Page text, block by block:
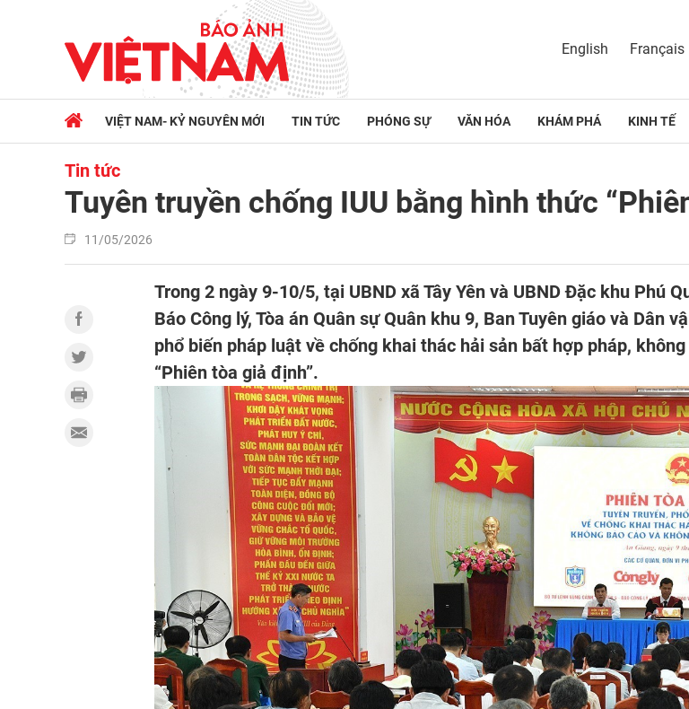
English Français
VIỆT NAM- KỶ NGUYÊN MỚI TIN TỨC PHÓNG SỰ VĂN HÓA KHÁM PHÁ KINH TẾ
Tin tức
Tuyên truyền chống IUU bằng hình thức
11/05/2026
Trong 2 ngày 9-10/5, tại UBND xã Tây Yên và UBND Đặc khu Phú
Báo Công lý, Tòa án Quân sự Quân khu 9, Ban Tuyên giáo và Dân
phổ biến pháp luật về chống khai thác hải sản bất hợp pháp,
“Phiên tòa giả định”.